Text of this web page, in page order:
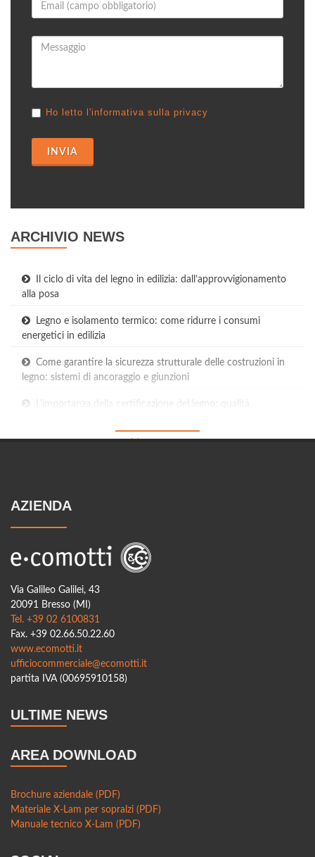
Ho letto l'informativa sulla privacy
INVIA
ARCHIVIO NEWS
Il ciclo di vita del legno in edilizia: dall’approvvigionamento
alla posa
Legno e isolamento termico: come ridurre i consumi
energetici in edilizia
Come garantire la sicurezza strutturale delle costruzioni in
legno: sistemi di ancoraggio e giunzioni
L'importanza della certificazione del legno: qualità,
soluzione innovativa
Il futuro della bioedilizia: come il legno sta rivoluzionando il
settore delle costruzioni
Spazi urbani e legno: come le città stanno integrando
materiali naturali
La decarbonizzazione dell’edilizia: come il legno riduce le
L’edilizia 4.0: l’integrazione delle nuove tecnologie nelle
costruzioni in legno
Innovazioni nei pannelli in legno per l’edilizia: prestazioni e
Soluzioni ibride: combinare il legno con acciaio e cemento
Legno e smart city: come questo materiale sta
rivoluzionando la progettazione urbana
AZIENDA
Via Galileo Galilei, 43
20091 Bresso (MI)
Tel. +39 02 6100831
Fax. +39 02.66.50.22.60
www.ecomotti.it
ufficiocommerciale@ecomotti.it
partita IVA (00695910158)
ULTIME NEWS
AREA DOWNLOAD
Brochure aziendale (PDF)
Materiale X-Lam per sopralzi (PDF)
Manuale tecnico X-Lam (PDF)